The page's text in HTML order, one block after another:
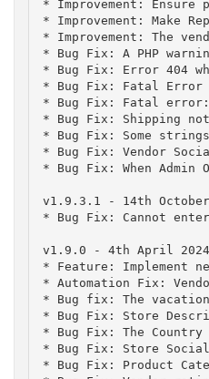
* Improvement: Ensure
* Improvement: Make
* Improvement: The
* Bug Fix: A PHP
* Bug Fix: Error 404
* Bug Fix: Fatal Error
* Bug Fix: Fatal error:
* Bug Fix: Shipping
* Bug Fix: Some
* Bug Fix: Vendor
* Bug Fix: When
v1.9.3.1 - 14th
* Bug Fix: Cannot
v1.9.0 - 4th April 2024
* Feature: Implement
* Automation Fix:
* Bug fix: The
* Bug Fix: Store
* Bug Fix: The
* Bug Fix: Store
* Bug Fix: Product